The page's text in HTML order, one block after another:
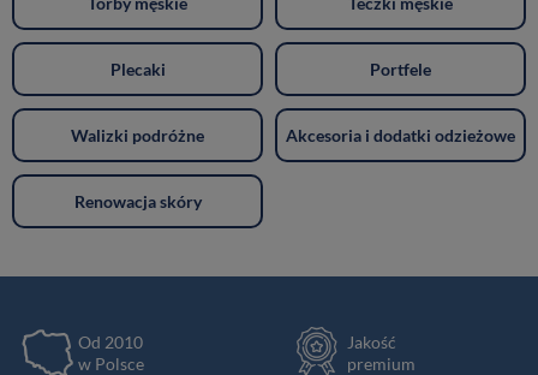
Plecaki Portfele
Walizki podróżne Akcesoria i dodatki odzieżowe
Renowacja skóry
Od 2010
w Polsce
Jakość
premium